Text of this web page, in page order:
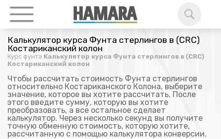
Калькулятор курса Фунта стерлингов в (CRC)
Костариканский колон
Курс фунта Калькулятор курса Фунта стерлингов в (CRC)
Костариканский колон
Чтобы рассчитать стоимость Фунта стерлингов
относительно Костариканского Колона, выберите
значение, которое вы хотите рассчитать. После
этого введите сумму, которую вы хотите
преобразовать, а все остальное сделает
калькулятор. Через несколько секунд вы получите
точную обменную стоимость, которую хотите,
рассчитанную с помощью калькулятора конверсии.